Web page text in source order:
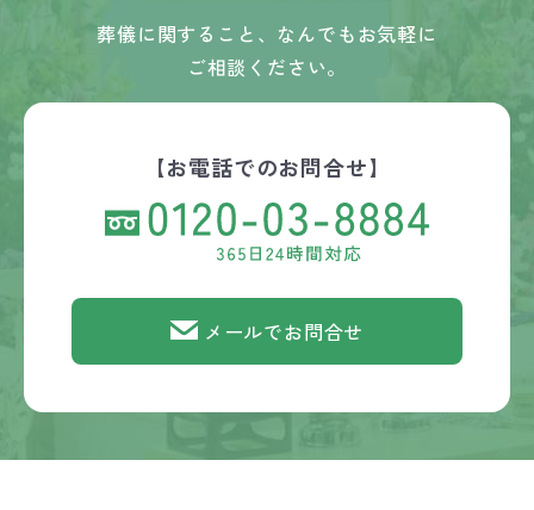
葬儀に関すること、なんでもお気軽に
ご相談ください。
【お電話でのお問合せ】
メールでお問合せ